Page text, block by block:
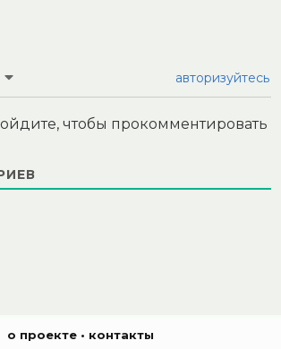
авторизуйтесь
чтобы прокомментировать
о проекте • контакты